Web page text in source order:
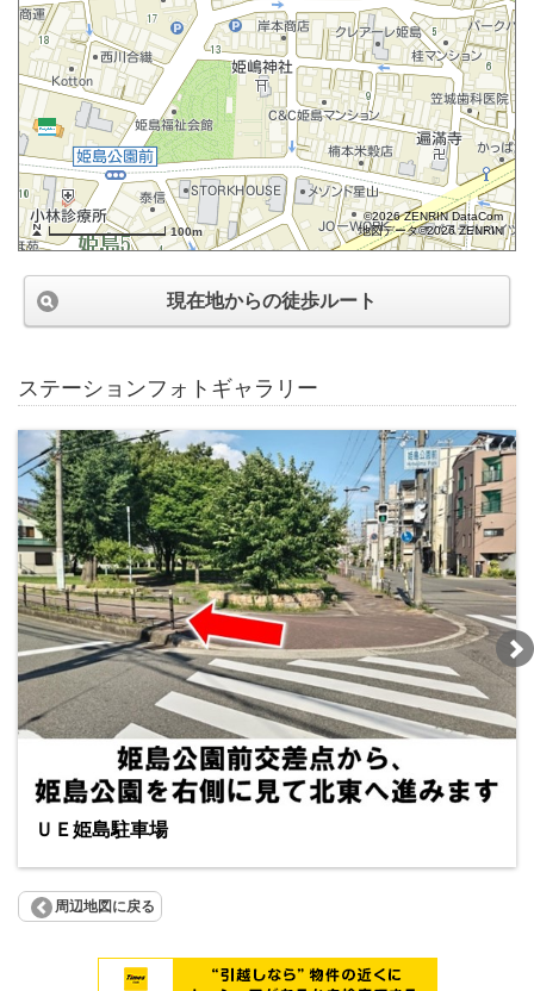
100m
©2026 ZENRIN DataCom
地図データ©2026 ZENRIN
現在地からの徒歩ルート
ステーションフォトギャラリー
ＵＥ姫島駐車場
周辺地図に戻る